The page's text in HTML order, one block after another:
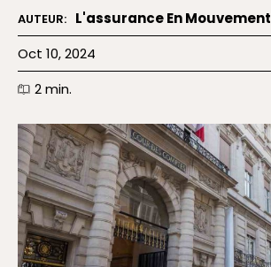
AUTEUR: L'assurance En Mouvement
Oct 10, 2024
2min.